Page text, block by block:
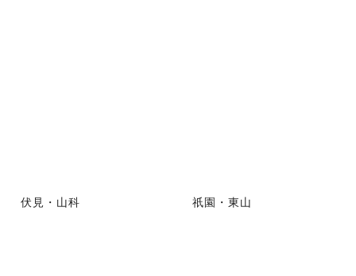
伏見・山科 祇園・東山